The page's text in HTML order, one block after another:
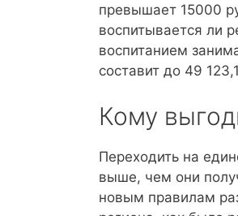
превышает 15000
воспитывается ли
воспитанием
составит до 49
Кому
Переходить на
выше, чем они
новым правилам